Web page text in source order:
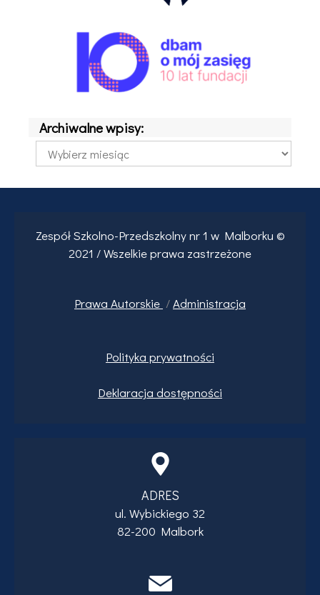
Archiwalne wpisy:
Archiwalne
wpisy:
Zespół Szkolno-Przedszkolny nr 1 w Malborku ©
2021 / Wszelkie prawa zastrzeżone
Prawa Autorskie /Administracja
Polityka prywatności
Deklaracja dostępności
ADRES
ul. Wybickiego 32
82-200 Malbork